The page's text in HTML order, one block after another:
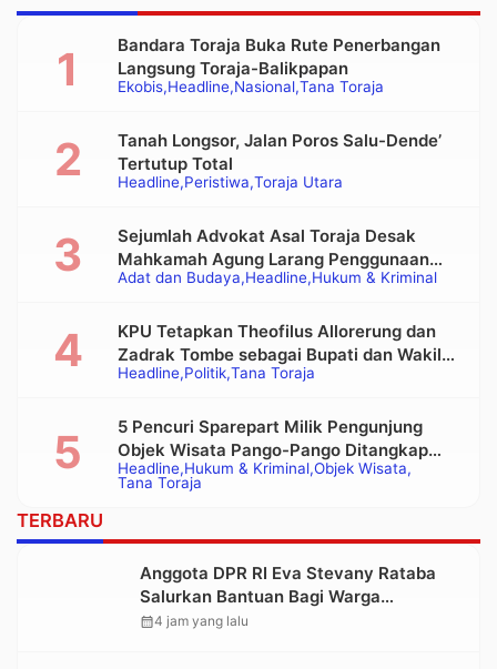
Ekobis Headline Nasional Tana Toraja
Bandara Toraja Buka Rute Penerbangan
Langsung Toraja-Balikpapan
Headline Peristiwa Toraja Utara
Tanah Longsor, Jalan Poros Salu-Dende’
Tertutup Total
Adat dan Budaya Headline Hukum & Kriminal
Sejumlah Advokat Asal Toraja Desak
Mahkamah Agung Larang Penggunaan
Alat Berat pada Eksekusi Rumah Adat
Headline Politik Tana Toraja
KPU Tetapkan Theofilus Allorerung dan
Zadrak Tombe sebagai Bupati dan Wakil
Bupati Tana Toraja Terpilih
Headline Hukum & Kriminal Objek Wisata
Tana Toraja
5 Pencuri Sparepart Milik Pengunjung
Objek Wisata Pango-Pango Ditangkap
Polisi
TERBARU
Anggota DPR RI Eva Stevany Rataba
Salurkan Bantuan Bagi Warga
Terdampak Longsor di Buntu Pepasan
calendar_month4 jam yang lalu